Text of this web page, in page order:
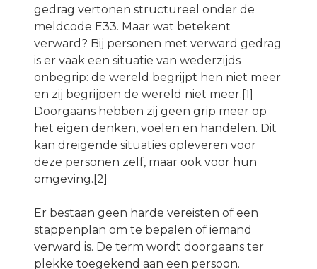
gedrag vertonen structureel onder de
meldcode E33. Maar wat betekent
verward? Bij personen met verward gedrag
is er vaak een situatie van wederzijds
onbegrip: de wereld begrijpt hen niet meer
en zij begrijpen de wereld niet meer.[1]
Doorgaans hebben zij geen grip meer op
het eigen denken, voelen en handelen. Dit
kan dreigende situaties opleveren voor
deze personen zelf, maar ook voor hun
omgeving.[2]
Er bestaan geen harde vereisten of een
stappenplan om te bepalen of iemand
verward is. De term wordt doorgaans ter
plekke toegekend aan een persoon.